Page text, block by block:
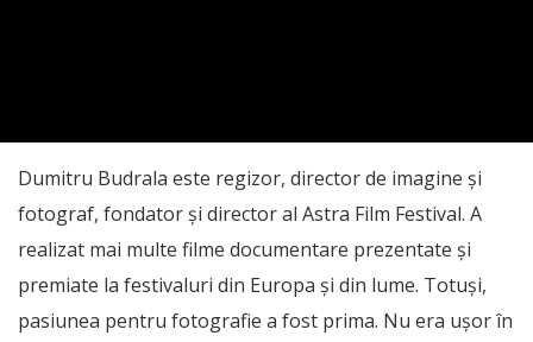
Dumitru Budrala este regizor, director de imagine și
fotograf, fondator și director al Astra Film Festival. A
realizat mai multe filme documentare prezentate și
premiate la festivaluri din Europa și din lume. Totuși,
pasiunea pentru fotografie a fost prima. Nu era ușor în